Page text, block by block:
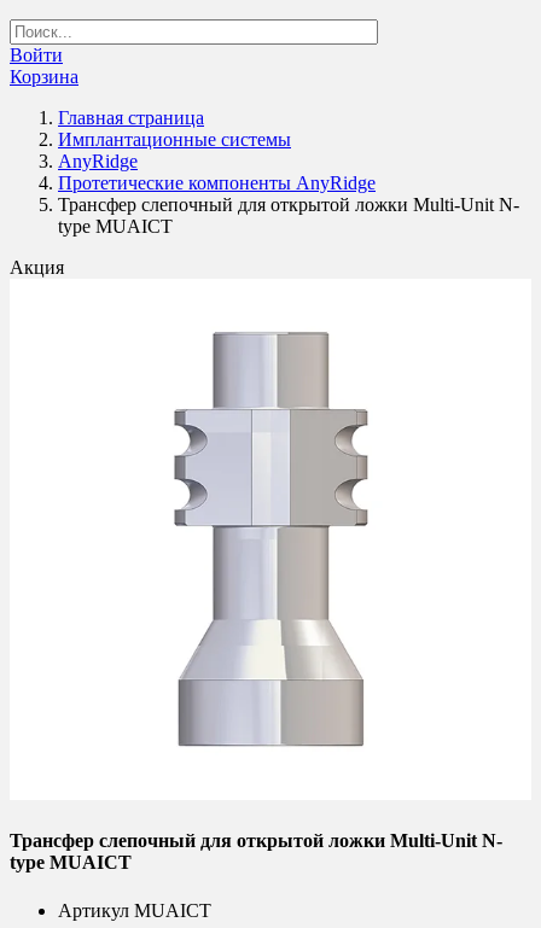
Войти
Корзина
Главная страница
Имплантационные системы
AnyRidge
Протетические компоненты AnyRidge
Трансфер слепочный для открытой ложки Multi-Unit N-
type MUAICT
Акция
Трансфер слепочный для открытой ложки Multi-Unit N-
type MUAICT
Артикул MUAICT